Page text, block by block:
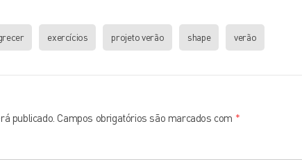
exercícios projeto verão shape verão
publicado. Campos obrigatórios são marcados com *